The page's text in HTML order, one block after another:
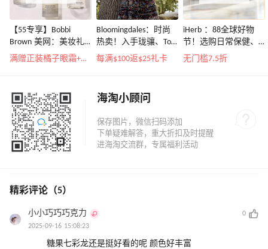
【55专享】Bobbi
Brown 美网：美妆礼
遇！满$150立省$50
满赠正装橘子眼霜+精华唇蜜等好礼
Bloomingdales：时尚
热卖！入手珑骧、Tory
Burch、拉夫劳伦等
每满$100返$25礼卡
iHerb ：88全球好物
节！选购日常保健、
健身补剂、护肤洗护
无门槛7.5折
海淘小顾问
精彩评论（5）
小小巧巧巧克力
0
2025-09-16 15:08:23
糖果七彩龙还是挺好看的呢 颜色好丰富